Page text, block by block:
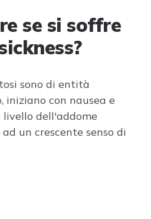
se si soffre
sono di entità
iniziano con nausea e
dell'addome
un crescente senso di